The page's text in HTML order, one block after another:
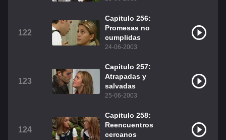
122
Capitulo 256:
Promesas no
cumplidas
24-06-2003
123
Capitulo 257:
Atrapadas y
salvadas
25-06-2003
124
Capitulo 258:
Reencuentros
cercanos